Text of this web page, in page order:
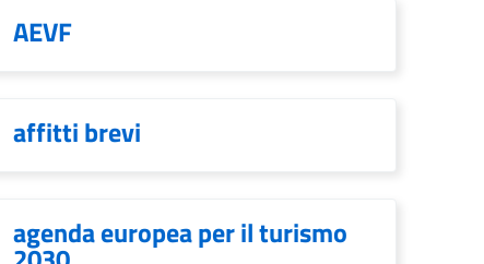
AEVF
affitti brevi
agenda europea per il turismo